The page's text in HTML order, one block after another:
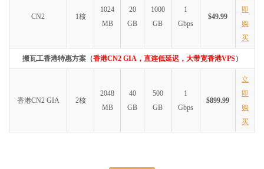
CN2 1核
1024
MB
20
GB
1000
GB
1
Gbps
$49.99
即
购
买
搬瓦工香港特惠方案（香港CN2 GIA，直连低延迟，大带宽香港VPS）
香港CN2 GIA 2核
2048
MB
40
GB
500
GB
1
Gbps
$899.99
立
即
购
买